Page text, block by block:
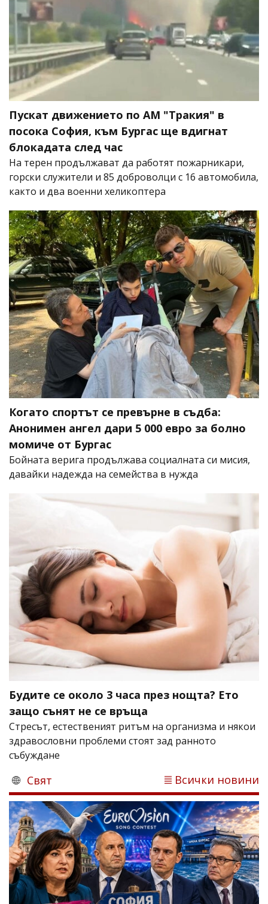
Пускат движението по АМ "Тракия" в
посока София, към Бургас ще вдигнат
блокадата след час
На терен продължават да работят пожарникари,
горски служители и 85 доброволци с 16 автомобила,
както и два военни хеликоптера
Когато спортът се превърне в съдба:
Анонимен ангел дари 5 000 евро за болно
момиче от Бургас
Бойната верига продължава социалната си мисия,
давайки надежда на семейства в нужда
Будите се около 3 часа през нощта? Ето
защо сънят не се връща
Стресът, естественият ритъм на организма и някои
здравословни проблеми стоят зад ранното
събуждане
Свят Всички новини